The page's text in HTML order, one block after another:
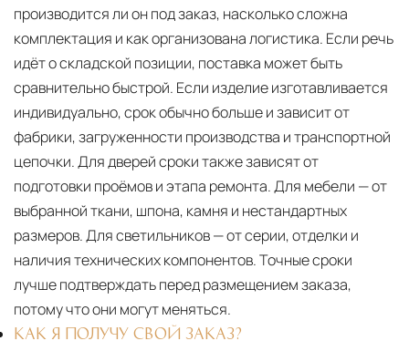
производится ли он под заказ, насколько сложна
комплектация и как организована логистика. Если речь
идёт о складской позиции, поставка может быть
сравнительно быстрой. Если изделие изготавливается
индивидуально, срок обычно больше и зависит от
фабрики, загруженности производства и транспортной
цепочки. Для дверей сроки также зависят от
подготовки проёмов и этапа ремонта. Для мебели — от
выбранной ткани, шпона, камня и нестандартных
размеров. Для светильников — от серии, отделки и
наличия технических компонентов. Точные сроки
лучше подтверждать перед размещением заказа,
потому что они могут меняться.
КАК Я ПОЛУЧУ СВОЙ ЗАКАЗ?